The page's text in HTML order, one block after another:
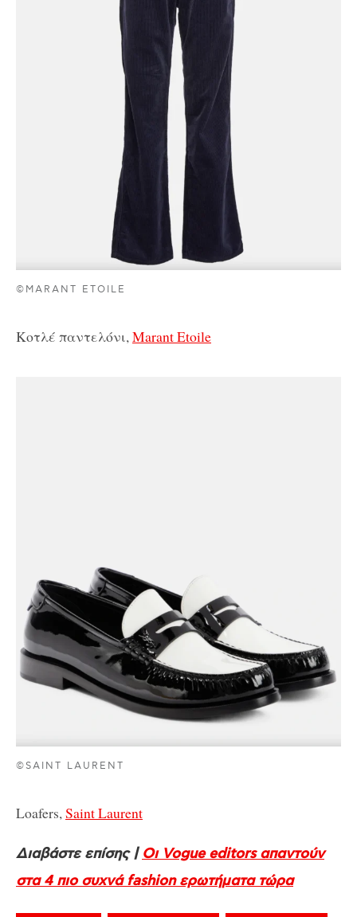
©MARANT ETOILE
Κοτλέ παντελόνι,Marant Etoile
©SAINT LAURENT
Loafers,Saint Laurent
Διαβάστε επίσης | Οι Vogue editors απαντούν
στα 4 πιο συχνά fashion ερωτήματα τώρα